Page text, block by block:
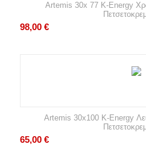
Artemis 30x 77 K-Energy
98,00 €
Artemis 30x100 K-Energy
65,00 €